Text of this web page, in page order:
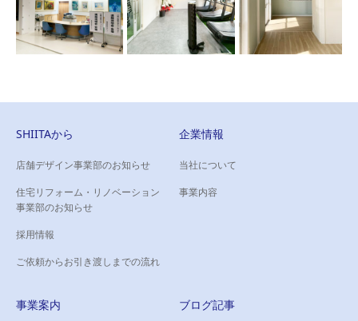
SHIITAから
店舗デザイン事業部のお知らせ
住宅リフォーム・リノベーション
事業部のお知らせ
採用情報
ご依頼からお引き渡しまでの流れ
企業情報
当社について
事業内容
事業案内 ブログ記事